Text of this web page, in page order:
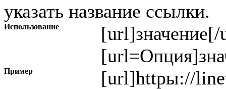
указать название ссылки.
Использование [url]значение[/
[url=Опция]
Пример
[url]httpы://